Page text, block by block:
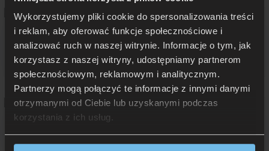
Wykorzystujemy pliki cookie do spersonalizowania treści
i reklam, aby oferować funkcje społecznościowe i
analizować ruch w naszej witrynie. Informacje o tym, jak
korzystasz z naszej witryny, udostępniamy partnerom
społecznościowym, reklamowym i analitycznym.
Partnerzy mogą połączyć te informacje z innymi danymi
otrzymanymi od Ciebie lub uzyskanymi podczas
korzystania z ich usług.
Pościel Estella Mako Satyna 7675/985 Karin
od 599 zł
Rata 0% już od: 59,90 zł
od 169 zł